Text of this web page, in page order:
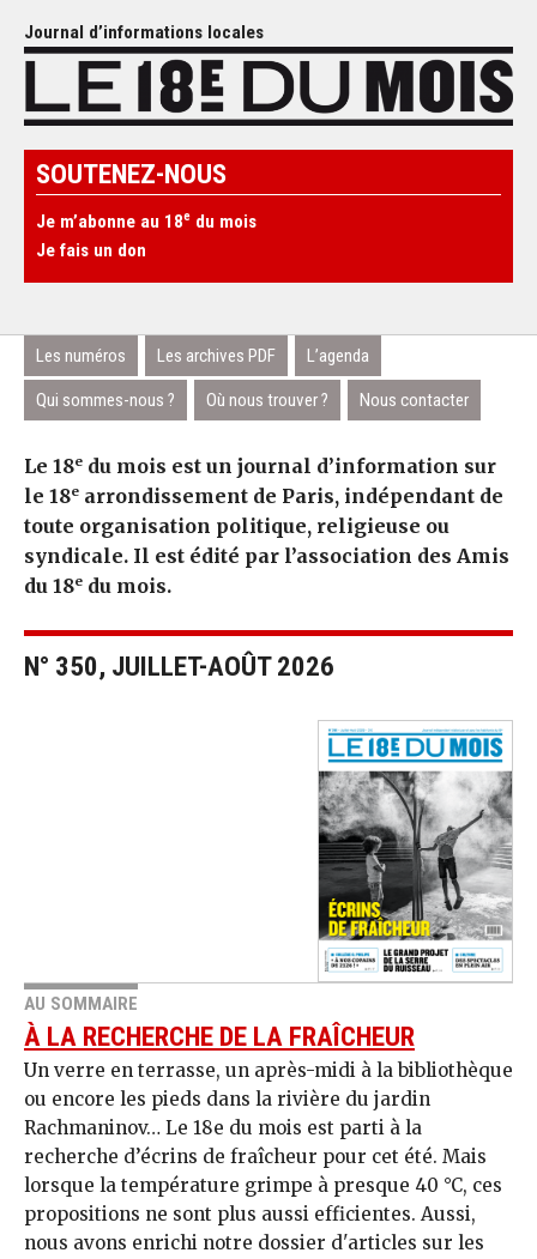
Journal d’informations locales
SOUTENEZ-NOUS
Je m’abonne au 18e du mois
Je fais un don
Les numéros Les archives PDF L’agenda
Qui sommes-nous ? Où nous trouver ? Nous contacter
Le 18e du mois est un journal d’information sur
le 18e arrondissement de Paris, indépendant de
toute organisation politique, religieuse ou
syndicale. Il est édité par l’association des Amis
du 18e du mois.
N° 350, JUILLET-AOÛT 2026
AU SOMMAIRE
À LA RECHERCHE DE LA FRAÎCHEUR
Un verre en terrasse, un après-midi à la bibliothèque
ou encore les pieds dans la rivière du jardin
Rachmaninov… Le 18e du mois est parti à la
recherche d’écrins de fraîcheur pour cet été. Mais
lorsque la température grimpe à presque 40 °C, ces
propositions ne sont plus aussi efficientes. Aussi,
nous avons enrichi notre dossier d'articles sur les